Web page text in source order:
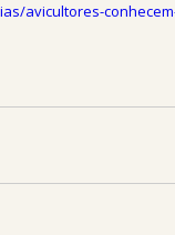
avicultores-